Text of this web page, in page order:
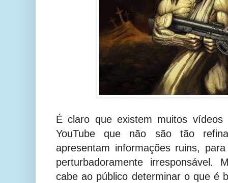
É claro que existem muitos vídeos
YouTube que não são tão
apresentam informações ruins,
perturbadoramente irresponsável.
cabe ao público determinar o que é